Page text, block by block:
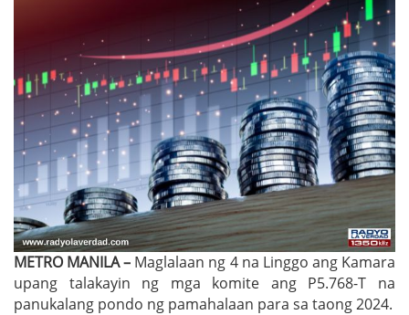
METRO MANILA – Maglalaan ng 4 na Linggo ang Kamara
upang talakayin ng mga komite ang P5.768-T na
panukalang pondo ng pamahalaan para sa taong 2024.